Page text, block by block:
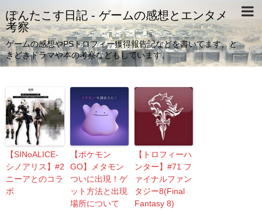
ぽんたこす日記 - ゲームの感想とエンタメ
考察
ゲームの感想やPSトロフィー獲得報告記などを書いてます。と
きどきドラマや本の考察などもしています。
【SINoALICE-
シノアリス】#2
ニーアとのコラ
ボ
【ポケモン
GO】メタモン
ついに出現！ゲ
ット方法と出現
場所について
【トロフィーハ
ンター】#71 フ
ァイナルファン
タジー8(Final
Fantasy 8)